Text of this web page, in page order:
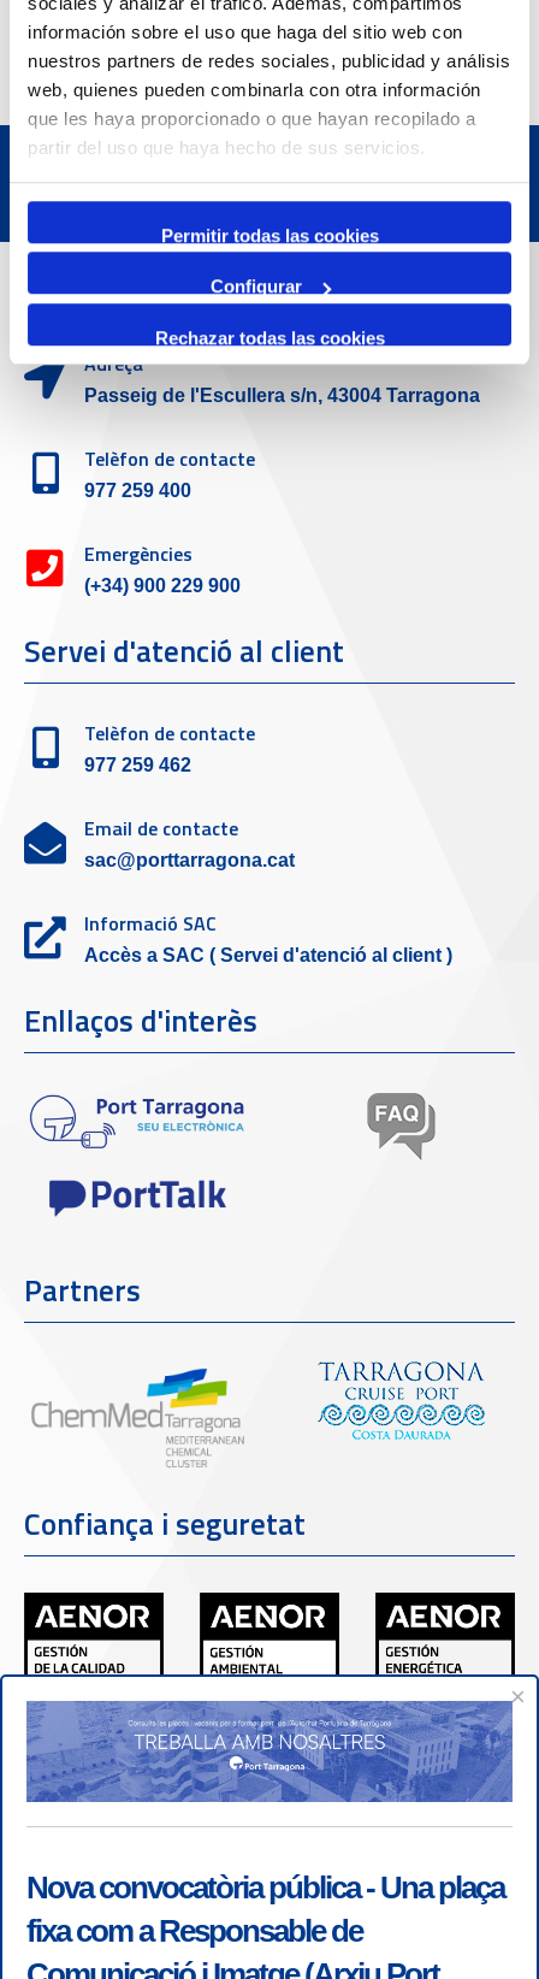
información sobre el uso que haga del sitio web con
nuestros partners de redes sociales, publicidad y análisis
web, quienes pueden combinarla con otra información
que les haya proporcionado o que hayan recopilado a
partir del uso que haya hecho de sus servicios.
Permitir todas las cookies
Configurar
Rechazar todas las cookies
Dades de Contacte
Adreça
Passeig de l'Escullera s/n, 43004 Tarragona
Telèfon de contacte
977 259 400
Emergències
(+34) 900 229 900
Servei d'atenció al client
Telèfon de contacte
977 259 462
Email de contacte
sac@porttarragona.cat
Informació SAC
Accès a SAC ( Servei d'atenció al client )
Enllaços d'interès
Partners
Confiança i seguretat
×
Nova convocatòria pública - Una plaça
fixa com a Responsable de